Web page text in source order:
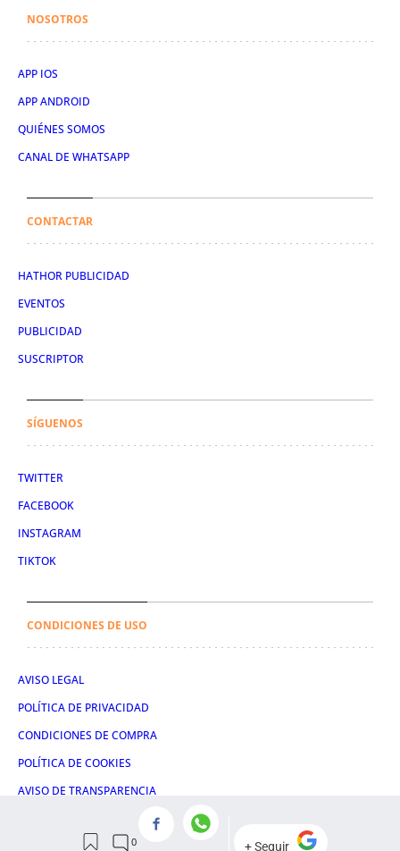
NOSOTROS
APP IOS
APP ANDROID
QUIÉNES SOMOS
CANAL DE WHATSAPP
CONTACTAR
HATHOR PUBLICIDAD
EVENTOS
PUBLICIDAD
SUSCRIPTOR
SÍGUENOS
TWITTER
FACEBOOK
INSTAGRAM
TIKTOK
CONDICIONES DE USO
AVISO LEGAL
POLÍTICA DE PRIVACIDAD
CONDICIONES DE COMPRA
POLÍTICA DE COOKIES
AVISO DE TRANSPARENCIA